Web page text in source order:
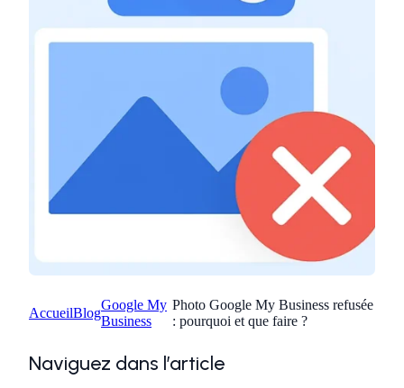
AccueilBlog
Google My
Business
Photo Google My Business refusée
: pourquoi et que faire ?
Naviguez dans l’article